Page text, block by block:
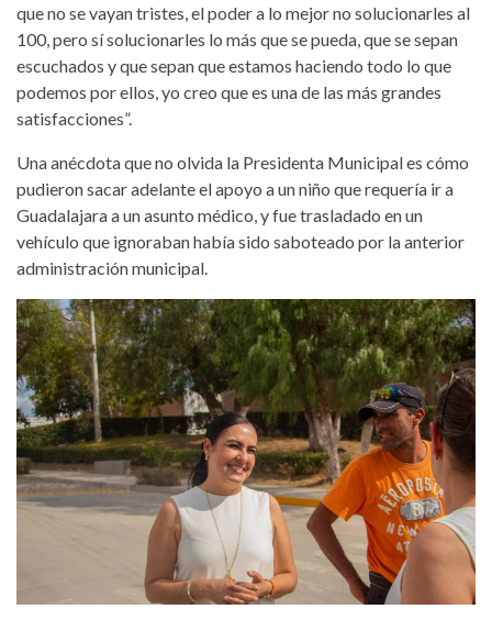
que no se vayan tristes, el poder a lo mejor no solucionarles al
100, pero sí solucionarles lo más que se pueda, que se sepan
escuchados y que sepan que estamos haciendo todo lo que
podemos por ellos, yo creo que es una de las más grandes
satisfacciones”.
Una anécdota que no olvida la Presidenta Municipal es cómo
pudieron sacar adelante el apoyo a un niño que requería ir a
Guadalajara a un asunto médico, y fue trasladado en un
vehículo que ignoraban había sido saboteado por la anterior
administración municipal.